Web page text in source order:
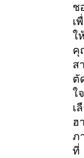
ช
เ
ให้
คุ
ส
ตั
ใจ
เ
ฮ
ภ
ที่